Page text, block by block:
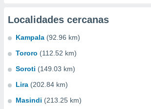
Localidades cercanas
Kampala (92.96 km)
Tororo (112.52 km)
Soroti (149.03 km)
Lira (202.84 km)
Masindi (213.25 km)